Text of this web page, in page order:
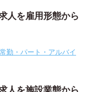
人を雇用形態から
勤・パート・アルバイ